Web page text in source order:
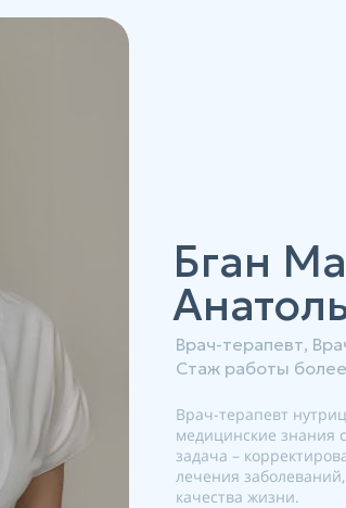
Бган
Врач-терапевт,
Стаж работы
Врач-терапевт
медицинские знания
задача –
лечения
качества жизни.